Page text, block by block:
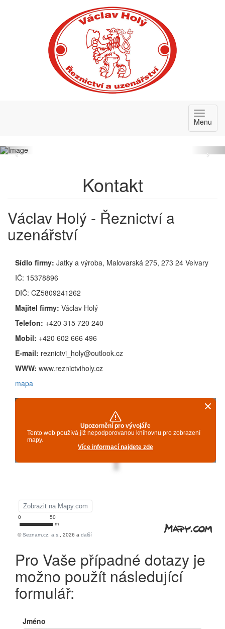
Menu
‹ ›
Kontakt
Václav Holý - Řeznictví a
uzenářství
Sídlo firmy: Jatky a výroba, Malovarská 275, 273 24 Velvary
IČ: 15378896
DIČ: CZ5809241262
Majitel firmy: Václav Holý
Telefon: +420 315 720 240
Mobil: +420 602 666 496
E-mail: reznictvi_holy@outlook.cz
WWW: www.reznictviholy.cz
mapa
Pro Vaše případné dotazy je
možno použít následující
formulář:
Jméno